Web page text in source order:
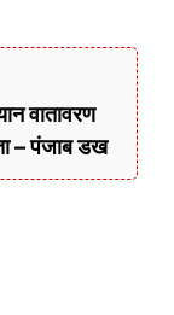
वातावरण
– पंजाब डख